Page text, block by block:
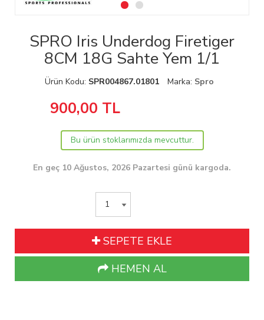
SPRO Iris Underdog Firetiger
8CM 18G Sahte Yem 1/1
Ürün Kodu: SPR004867.01801 Marka: Spro
900,00 TL
Bu ürün stoklarımızda mevcuttur.
En geç 10 Ağustos, 2026 Pazartesi günü kargoda.
SEPETE EKLE
HEMEN AL